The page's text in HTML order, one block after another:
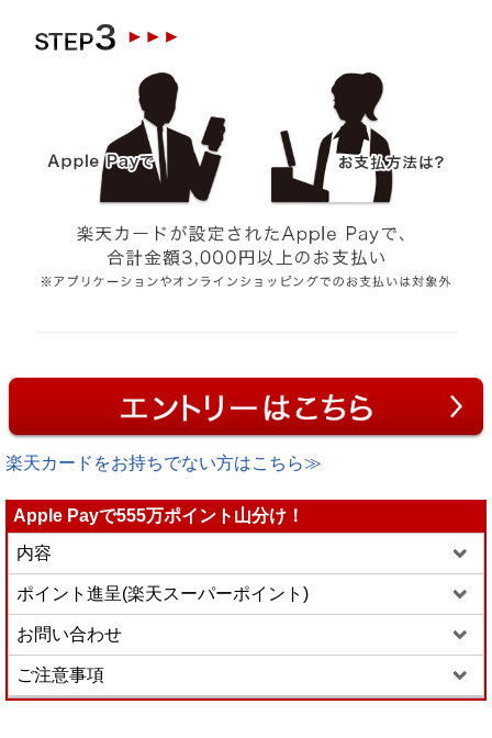
楽天カードをお持ちでない方はこちら≫
Apple Payで555万ポイント山分け！
内容
ポイント進呈(楽天スーパーポイント)
お問い合わせ
ご注意事項